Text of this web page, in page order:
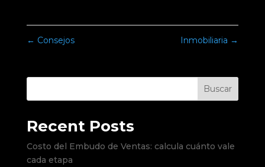
← Consejos Inmobiliaria →
Buscar
Recent Posts
Costo del Embudo de Ventas: calcula cuánto vale
cada etapa